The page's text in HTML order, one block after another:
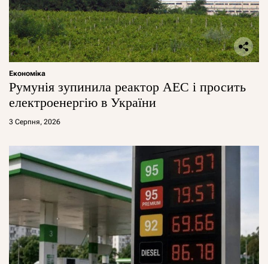
Економіка
Румунія зупинила реактор АЕС і просить
електроенергію в України
3 Серпня, 2026